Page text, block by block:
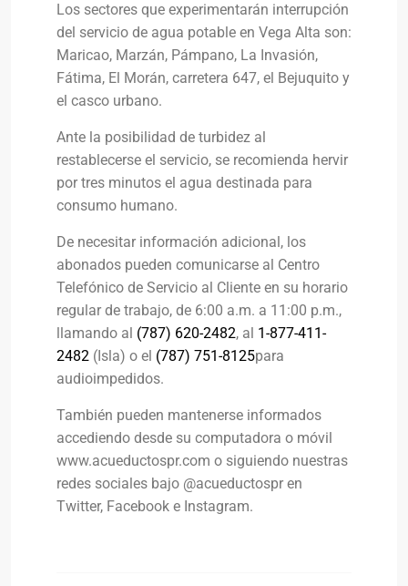
Los sectores que experimentarán interrupción
del servicio de agua potable en Vega Alta son:
Maricao, Marzán, Pámpano, La Invasión,
Fátima, El Morán, carretera 647, el Bejuquito y
el casco urbano.
Ante la posibilidad de turbidez al
restablecerse el servicio, se recomienda hervir
por tres minutos el agua destinada para
consumo humano.
De necesitar información adicional, los
abonados pueden comunicarse al Centro
Telefónico de Servicio al Cliente en su horario
regular de trabajo, de 6:00 a.m. a 11:00 p.m.,
llamando al (787) 620-2482, al 1-877-411-
2482 (Isla) o el (787) 751-8125para
audioimpedidos.
También pueden mantenerse informados
accediendo desde su computadora o móvil
www.acueductospr.com o siguiendo nuestras
redes sociales bajo @acueductospr en
Twitter, Facebook e Instagram.